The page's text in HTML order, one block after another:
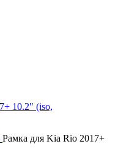
Рамка для Kia Rio 2017+